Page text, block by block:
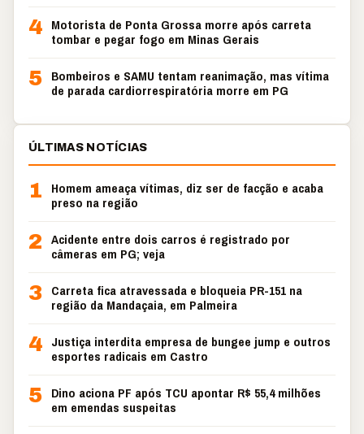
4 Motorista de Ponta Grossa morre após carreta
tombar e pegar fogo em Minas Gerais
5 Bombeiros e SAMU tentam reanimação, mas vítima
de parada cardiorrespiratória morre em PG
ÚLTIMAS NOTÍCIAS
1
Homem ameaça vítimas, diz ser de facção e acaba
preso na região
2 Acidente entre dois carros é registrado por
câmeras em PG; veja
3 Carreta fica atravessada e bloqueia PR-151 na
região da Mandaçaia, em Palmeira
4 Justiça interdita empresa de bungee jump e outros
esportes radicais em Castro
5 Dino aciona PF após TCU apontar R$ 55,4 milhões
em emendas suspeitas